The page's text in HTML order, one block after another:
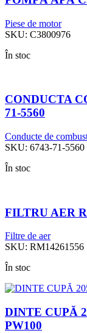
Piese de motor
SKU: C3800976
În stoc
CONDUCTA
71-5560
Conducte de
SKU: 6743-71-5560
În stoc
FILTRU AER
Filtre de aer
SKU: RM14261556
În stoc
DINTE CUPĂ
PW100